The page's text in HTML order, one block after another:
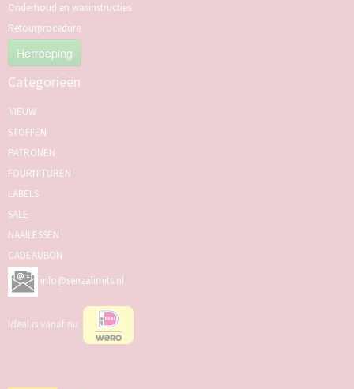
Onderhoud en wasinstructies
Retourprocedure
Herroeping
Categorieën
NIEUW
STOFFEN
PATRONEN
FOURNITUREN
LABELS
SALE
NAAILESSEN
CADEAUBON
info@senzalimits.nl
Ideal is vanaf nu